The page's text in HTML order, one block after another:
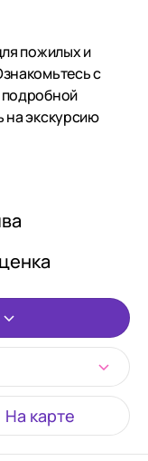
пожилых и
с
на экскурсию
На карте